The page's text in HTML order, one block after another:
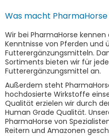
Was macht
Wir bei PharmaHorse
Kenntnisse von Pferden und
Futterergänzungsmitteln.
Sortiments bieten wir für
Futterergänzungsmittel an.
Außerdem steht
hochdosierte Wirkstoffe
Qualität erzielen wir durch
Human Grade Qualität.
PharmaHorse von
Reitern und Amazonen